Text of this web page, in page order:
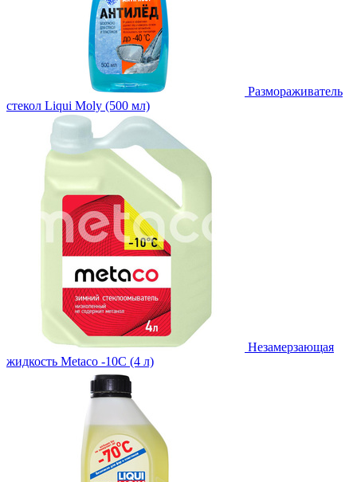
Размораживатель
стекол Liqui Moly (500 мл)
Незамерзающая
жидкость Metaco -10C (4 л)